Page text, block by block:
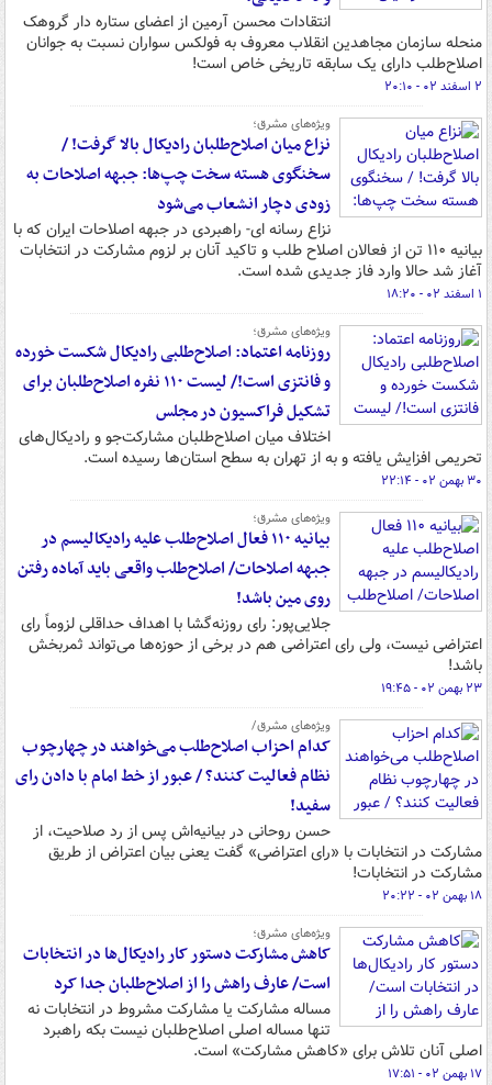
انتقادات محسن آرمین از اعضای ستاره دار گروهک
منحله سازمان مجاهدین انقلاب معروف به فولکس سواران نسبت به جوانان
اصلاح‌طلب دارای یک سابقه تاریخی خاص است!
۲ اسفند ۰۲ - ۲۰:۱۰
ویژه‌های مشرق؛
نزاع میان اصلاح‌طلبان رادیکال بالا گرفت! /
سخنگوی هسته سخت چپ‌ها: جبهه اصلاحات به
زودی دچار انشعاب می‌شود
نزاع رسانه ای- راهبردی در جبهه اصلاحات ایران که با
بیانیه ۱۱۰ تن از فعالان اصلاح طلب و تاکید آنان بر لزوم مشارکت در انتخابات
آغاز شد حالا وارد فاز جدیدی شده است.
۱ اسفند ۰۲ - ۱۸:۲۰
ویژه‌های مشرق؛
روزنامه اعتماد: اصلاح‌طلبی رادیکال شکست خورده
و فانتزی است!/ لیست ۱۱۰ نفره اصلاح‌طلبان برای
تشکیل فراکسیون در مجلس
اختلاف میان اصلاح‌طلبان مشارکت‌جو و رادیکال‌های
تحریمی افزایش یافته و به از تهران به سطح استان‌ها رسیده است.
۳۰ بهمن ۰۲ - ۲۲:۱۴
ویژه‌های مشرق؛
بیانیه ۱۱۰ فعال اصلاح‌طلب علیه رادیکالیسم در
جبهه اصلاحات/ اصلاح‌طلب واقعی باید آماده رفتن
روی مین باشد!
جلایی‌پور: رای روزنه‌گشا با اهداف حداقلی لزوماً رای
اعتراضی نیست، ولی رای اعتراضی هم در برخی از حوزه‌ها می‌تواند ثمربخش
باشد!
۲۳ بهمن ۰۲ - ۱۹:۴۵
ویژه‌های مشرق/
کدام احزاب اصلاح‌طلب می‌خواهند در چهارچوب
نظام فعالیت کنند؟ / عبور از خط امام با دادن رای
سفید!
حسن روحانی در بیانیه‌اش پس از رد صلاحیت، از
مشارکت در انتخابات با «رای اعتراضی» گفت یعنی بیان اعتراض از طریق
مشارکت در انتخابات!
۱۸ بهمن ۰۲ - ۲۰:۲۲
ویژه‌های مشرق؛
کاهش مشارکت دستور کار رادیکال‌ها در انتخابات
است/ عارف راهش را از اصلاح‌طلبان جدا کرد
مساله مشارکت یا مشارکت مشروط در انتخابات نه
تنها مساله اصلی اصلاح‌طلبان نیست بکه راهبرد
اصلی آنان تلاش برای «کاهش مشارکت» است.
۱۷ بهمن ۰۲ - ۱۷:۵۱